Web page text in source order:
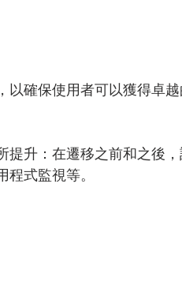
確保使用者可以獲得卓
提升：在遷移之前和之後
式監視等。